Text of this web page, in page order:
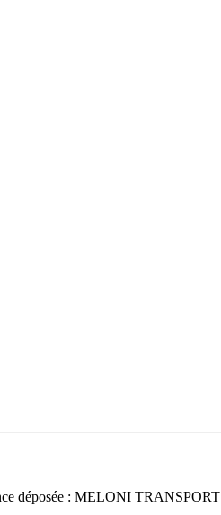
déposée : MELONI TRANSPORT